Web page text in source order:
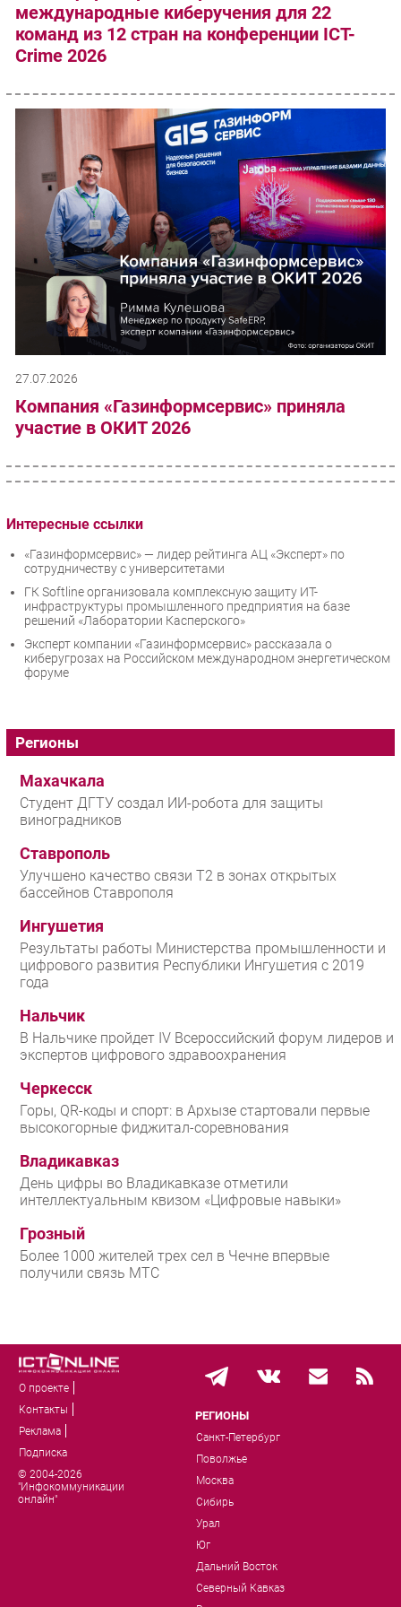
международные киберучения для 22
команд из 12 стран на конференции ICT-
Crime 2026
27.07.2026
Компания «Газинформсервис» приняла
участие в ОКИТ 2026
Интересные ссылки
«Газинформсервис» — лидер рейтинга АЦ «Эксперт» по
сотрудничеству с университетами
ГК Softline организовала комплексную защиту ИТ-
инфраструктуры промышленного предприятия на базе
решений «Лаборатории Касперского»
Эксперт компании «Газинформсервис» рассказала о
киберугрозах на Российском международном энергетическом
форуме
Регионы
Махачкала
Студент ДГТУ создал ИИ-робота для защиты
виноградников
Ставрополь
Улучшено качество связи T2 в зонах открытых
бассейнов Ставрополя
Ингушетия
Результаты работы Министерства промышленности и
цифрового развития Республики Ингушетия с 2019
года
Нальчик
В Нальчике пройдет IV Всероссийский форум лидеров и
экспертов цифрового здравоохранения
Черкесск
Горы, QR-коды и спорт: в Архызе стартовали первые
высокогорные фиджитал-соревнования
Владикавказ
День цифры во Владикавказе отметили
интеллектуальным квизом «Цифровые навыки»
Грозный
Более 1000 жителей трех сел в Чечне впервые
получили связь МТС
О проекте
Контакты
Реклама
Подписка
© 2004-2026
"Инфокоммуникации
онлайн"
РЕГИОНЫ
Санкт-Петербург
Поволжье
Москва
Сибирь
Урал
Юг
Дальний Восток
Северный Кавказ